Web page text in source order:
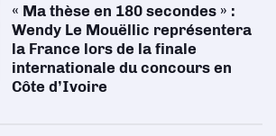
« Ma thèse en 180 secondes » :
Wendy Le Mouëllic représentera
la France lors de la finale
internationale du concours en
Côte d’Ivoire